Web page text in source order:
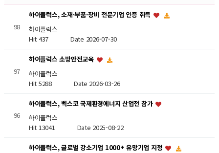
98
하이플럭스, 소재·부품·장비 전문기업 인증 취득
하이플럭스
Hit 437Date 2026-07-30
97
하이플럭스 소방안전교육
하이플럭스
Hit 5288 Date 2026-03-26
96
하이플럭스, 벡스코 국제환경에너지 산업전 참가
하이플럭스
Hit 13041 Date 2025-08-22
하이플럭스, 글로벌 강소기업 1000+ 유망기업 지정